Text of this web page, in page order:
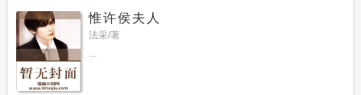
惟许侯夫人
法采/著
...